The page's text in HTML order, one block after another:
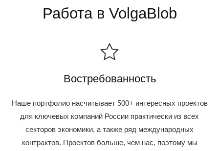
Работа в VolgaBlob
Востребованность
Наше портфолио насчитывает 500+ интересных проектов
для ключевых компаний России практически из всех
секторов экономики, а также ряд международных
контрактов. Проектов больше, чем нас, поэтому мы